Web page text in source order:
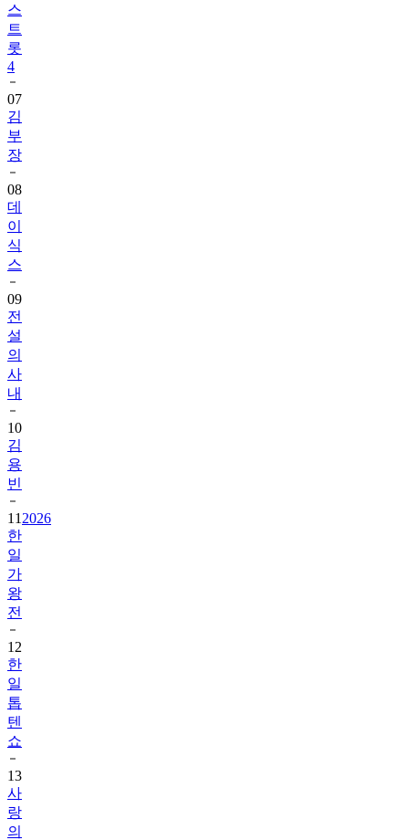
스
트
롯
4
07
김
부
장
08
데
이
식
스
09
전
설
의
사
내
10
김
용
빈
11 2026
한
일
가
왕
전
12
한
일
톱
텐
쇼
13
사
랑
의